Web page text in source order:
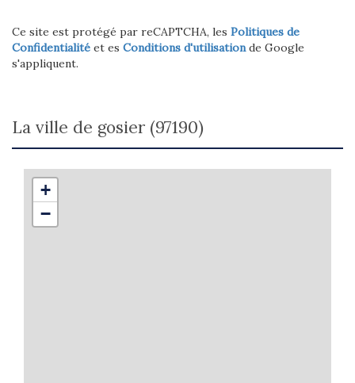
Ce site est protégé par reCAPTCHA, les Politiques de
Confidentialité et es Conditions d'utilisationde Google
s'appliquent.
la ville de gosier (97190)
+
−